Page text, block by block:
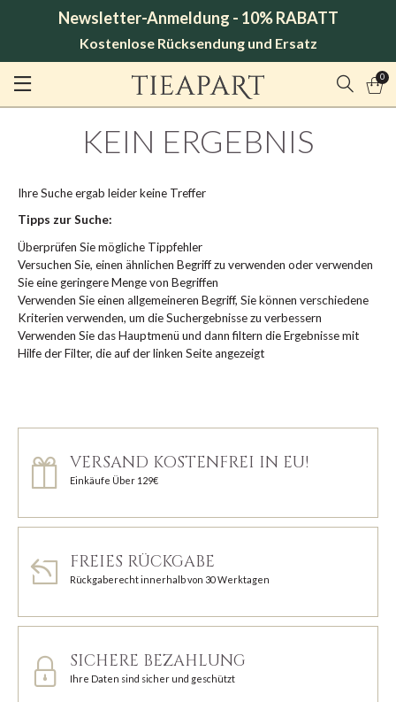
Newsletter-Anmeldung - 10% RABATT
Kostenlose Rücksendung und Ersatz
0
KEIN ERGEBNIS
Ihre Suche ergab leider keine Treffer
Tipps zur Suche:
Überprüfen Sie mögliche Tippfehler
Versuchen Sie, einen ähnlichen Begriff zu verwenden oder verwenden
Sie eine geringere Menge von Begriffen
Verwenden Sie einen allgemeineren Begriff, Sie können verschiedene
Kriterien verwenden, um die Suchergebnisse zu verbessern
Verwenden Sie das Hauptmenü und dann filtern die Ergebnisse mit
Hilfe der Filter, die auf der linken Seite angezeigt
VERSAND KOSTENFREI IN EU!
Einkäufe Über 129€
FREIES RÜCKGABE
Rückgaberecht innerhalb von 30 Werktagen
SICHERE BEZAHLUNG
Ihre Daten sind sicher und geschützt